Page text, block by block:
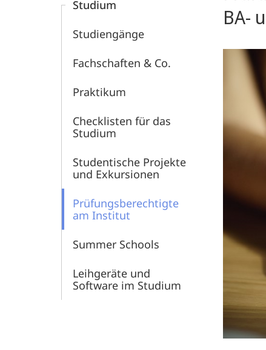
Studium
Studiengänge
Fachschaften & Co.
Praktikum
Checklisten für das
Studium
Studentische Projekte
und Exkursionen
Prüfungs­berechtigte
am Institut
Summer Schools
Leihgeräte und
Software im Studium
BA-